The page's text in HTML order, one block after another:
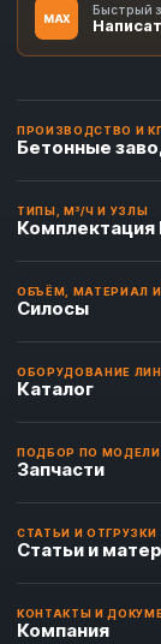
MAX
Быстрый
ПРОИЗВОДСТВО И
Бетонные
ТИПЫ, М³/Ч И УЗЛЫ
Комплектация
ОБЪЁМ, МАТЕРИАЛ
Силосы
ОБОРУДОВАНИЕ
Каталог
ПОДБОР ПО МОДЕЛИ
Запчасти
СТАТЬИ И ОТГРУЗКИ
Статьи и
КОНТАКТЫ И
Компания